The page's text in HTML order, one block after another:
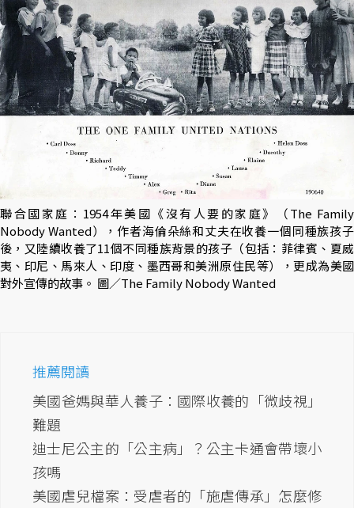
聯合國家庭：1954年美國《沒有人要的家庭》（The Family
Nobody Wanted），作者海倫朵絲和丈夫在收養一個同種族孩子
後，又陸續收養了11個不同種族背景的孩子（包括：菲律賓、夏威
夷、印尼、馬來人、印度、墨西哥和美洲原住民等），更成為美國
對外宣傳的故事。 圖／The Family Nobody Wanted
推薦閱讀
美國爸媽與華人養子：國際收養的「微歧視」
難題
迪士尼公主的「公主病」？公主卡通會帶壞小
孩嗎
美國虐兒檔案：受虐者的「施虐傳承」怎麼修